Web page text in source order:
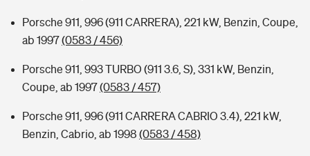
Porsche 911, 996 (911 CARRERA), 221 kW, Benzin, Coupe,
ab 1997(0583 / 456)
Porsche 911, 993 TURBO (911 3.6, S), 331 kW, Benzin,
Coupe, ab 1997(0583 / 457)
Porsche 911, 996 (911 CARRERA CABRIO 3.4), 221 kW,
Benzin, Cabrio, ab 1998 (0583 / 458)